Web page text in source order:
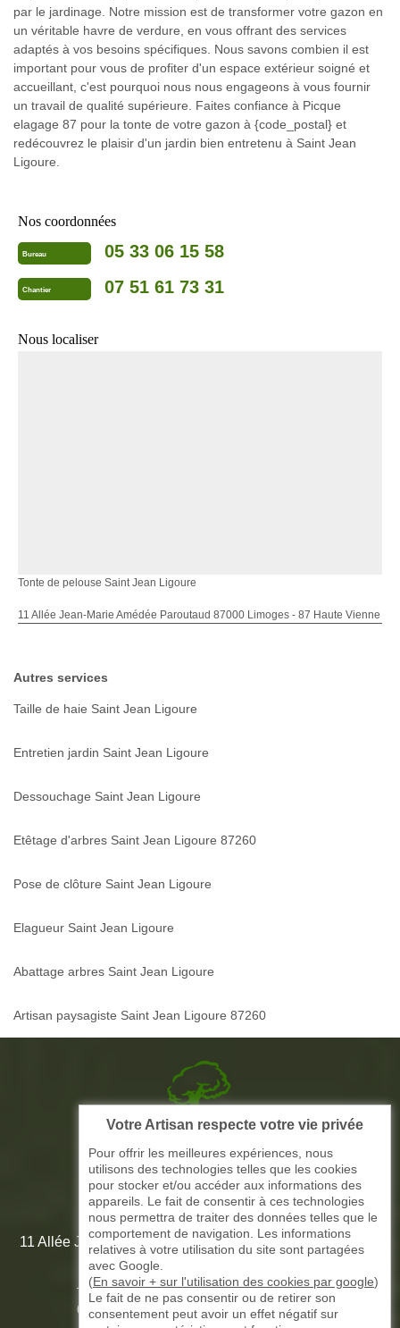
par le jardinage. Notre mission est de transformer votre gazon en
un véritable havre de verdure, en vous offrant des services
adaptés à vos besoins spécifiques. Nous savons combien il est
important pour vous de profiter d'un espace extérieur soigné et
accueillant, c'est pourquoi nous nous engageons à vous fournir
un travail de qualité supérieure. Faites confiance à Picque
elagage 87 pour la tonte de votre gazon à {code_postal} et
redécouvrez le plaisir d'un jardin bien entretenu à Saint Jean
Ligoure.
Nos coordonnées
Bureau 05 33 06 15 58
Chantier 07 51 61 73 31
Nous localiser
Tonte de pelouse Saint Jean Ligoure
11 Allée Jean-Marie Amédée Paroutaud 87000 Limoges - 87 Haute Vienne
Autres services
Taille de haie Saint Jean Ligoure
Entretien jardin Saint Jean Ligoure
Dessouchage Saint Jean Ligoure
Etêtage d'arbres Saint Jean Ligoure 87260
Pose de clôture Saint Jean Ligoure
Elagueur Saint Jean Ligoure
Abattage arbres Saint Jean Ligoure
Artisan paysagiste Saint Jean Ligoure 87260
Picque elagage 87
ARTISAN ELAGAGE ET PAYSAGISTE
11 Allée Jean-Marie Amédée Paroutaud 87000 Limoges -
87 Haute Vienne
05 33 06 15 58 - 07 51 61 73 31
Votre Artisan respecte votre vie privée
Pour offrir les meilleures expériences, nous
utilisons des technologies telles que les cookies
pour stocker et/ou accéder aux informations des
appareils. Le fait de consentir à ces technologies
nous permettra de traiter des données telles que le
comportement de navigation. Les informations
relatives à votre utilisation du site sont partagées
avec Google.
(En savoir + sur l'utilisation des cookies par google)
Le fait de ne pas consentir ou de retirer son
consentement peut avoir un effet négatif sur